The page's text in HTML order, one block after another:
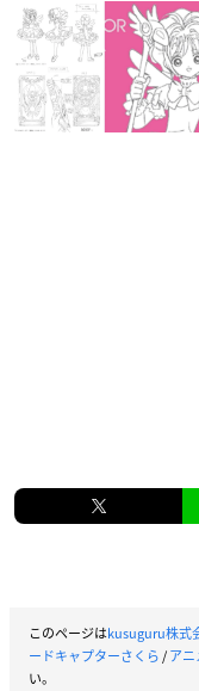
このページはkusuguru株式
ードキャプターさくら/アニ
い。